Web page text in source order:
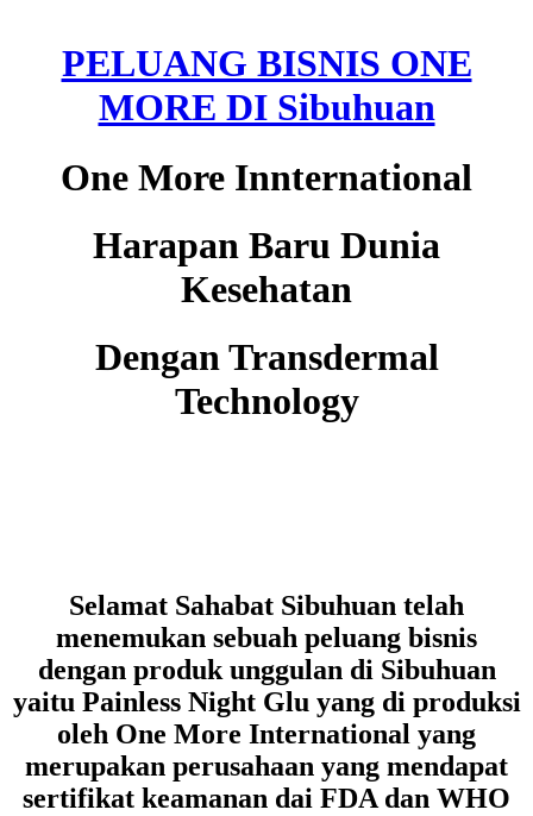
PELUANG BISNIS ONE
MORE DI Sibuhuan
One More Innternational
Harapan Baru Dunia
Kesehatan
Dengan Transdermal
Technology
Selamat Sahabat Sibuhuan telah
menemukan sebuah peluang bisnis
dengan produk unggulan di Sibuhuan
yaitu Painless Night Glu yang di produksi
oleh One More International yang
merupakan perusahaan yang mendapat
sertifikat keamanan dai FDA dan WHO